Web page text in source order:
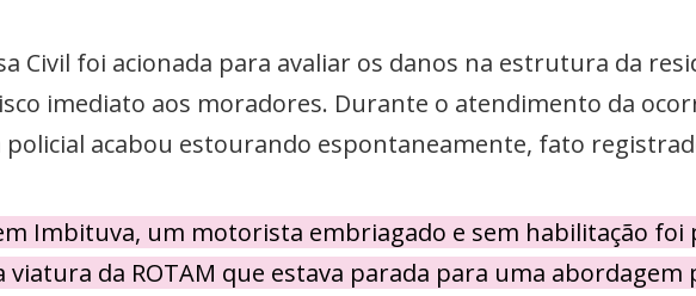
Civil foi acionada para avaliar os danos na estrutura da
imediato aos moradores. Durante o atendimento da
acabou estourando espontaneamente, fato
Imbituva, um motorista embriagado e sem habilitação
viatura da ROTAM que estava parada para uma abordagem